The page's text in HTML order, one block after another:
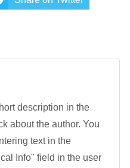
description in the
about the author. You
text in the
Info" field in the user